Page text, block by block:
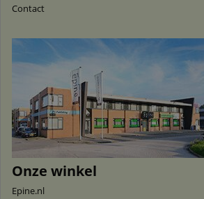
Contact
Onze winkel
Epine.nl